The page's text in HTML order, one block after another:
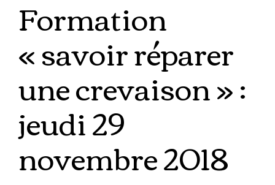
Formation
« savoir réparer
une crevaison » :
jeudi 29
novembre 2018